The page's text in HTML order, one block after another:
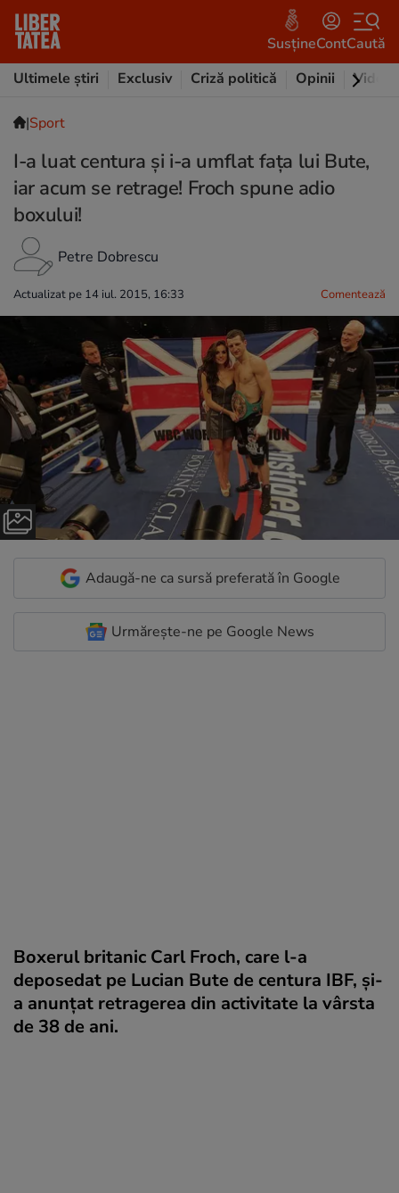
SusțineContCaută
Ultimele știri
Exclusiv Criză politică Opinii Video
|Sport
I-a luat centura și i-a umflat fața lui Bute,
iar acum se retrage! Froch spune adio
boxului!
Petre Dobrescu
Actualizat pe 14 iul. 2015, 16:33 Comentează
Adaugă-ne ca sursă preferată în Google
Urmărește-ne pe Google News
Boxerul britanic Carl Froch, care l-a
deposedat pe Lucian Bute de centura IBF, şi-
a anunţat retragerea din activitate la vârsta
de 38 de ani.